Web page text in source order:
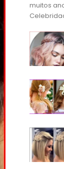
muitos